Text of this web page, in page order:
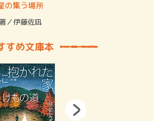
の集う場所
著／伊藤佐凪
すめ文庫本